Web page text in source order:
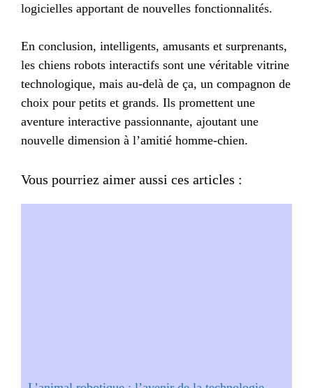
logicielles apportant de nouvelles fonctionnalités.
En conclusion, intelligents, amusants et surprenants,
les chiens robots interactifs sont une véritable vitrine
technologique, mais au-delà de ça, un compagnon de
choix pour petits et grands. Ils promettent une
aventure interactive passionnante, ajoutant une
nouvelle dimension à l’amitié homme-chien.
Vous pourriez aimer aussi ces articles :